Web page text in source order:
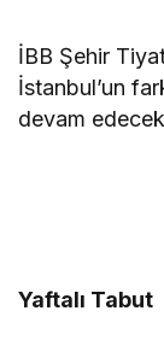
İBB Şehir
İstanbul’un
devam
Yaftalı Tabut